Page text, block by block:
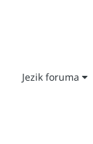
Jezik foruma